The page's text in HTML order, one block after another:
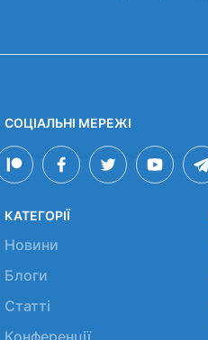
СОЦІАЛЬНІ МЕРЕЖІ
КАТЕГОРІЇ
Новини
Блоги
Статті